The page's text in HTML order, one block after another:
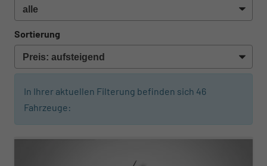
Sortierung
In Ihrer aktuellen Filterung befinden sich 46
Fahrzeuge:
ab 332,– € mtl.